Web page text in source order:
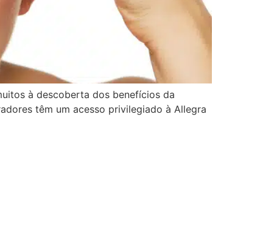
à descoberta dos benefícios da
têm um acesso privilegiado à Allegra